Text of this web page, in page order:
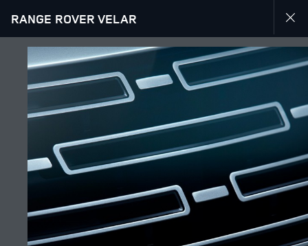
УЗНАТЬ БОЛЬШЕ О RANGE ROVER VELAR-RU
ГАЛЕРЕЯ
RANGE ROVER VELAR
ПОДПИСЫВАЙТЕСЬ
КАЗАХСТАН
Тіл